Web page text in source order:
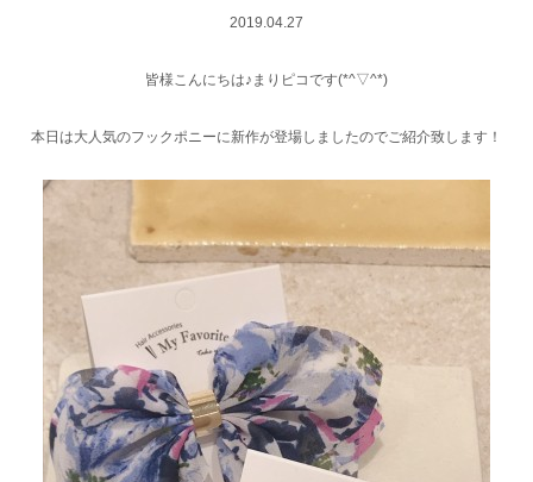
2019.04.27
皆様こんにちは♪まりピコです(*^▽^*)
本日は大人気のフックポニーに新作が登場しましたのでご紹介致します！